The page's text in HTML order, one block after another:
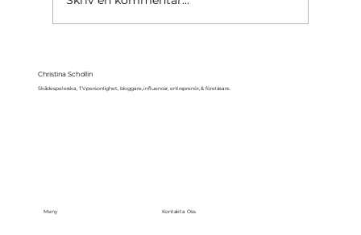
Christina Schollin
Skådespelerska, TV-personlighet, bloggare, influencer, entreprenör, & föreläsare.
Meny Kontakta Oss